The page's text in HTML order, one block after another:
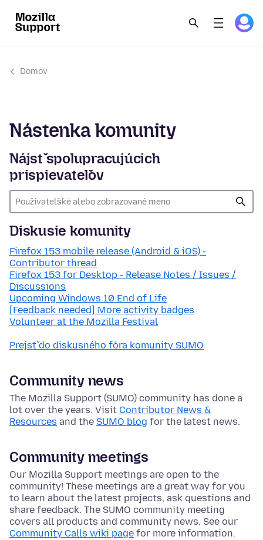
Domov
Nástenka komunity
Nájsť spolupracujúcich
prispievateľov
Diskusie komunity
Firefox 153 mobile release (Android & iOS) -
Contributor thread
Firefox 153 for Desktop - Release Notes / Issues /
Discussions
Upcoming Windows 10 End of Life
[Feedback needed] More activity badges
Volunteer at the Mozilla Festival
Prejsť do diskusného fóra komunity SUMO
Community news
The Mozilla Support (SUMO) community has done a
lot over the years. Visit Contributor News &
Resources and the SUMO blog for the latest news.
Community meetings
Our Mozilla Support meetings are open to the
community! These meetings are a great way for you
to learn about the latest projects, ask questions and
share feedback. The SUMO community meeting
covers all products and community news. See our
Community Calls wiki page for more information.